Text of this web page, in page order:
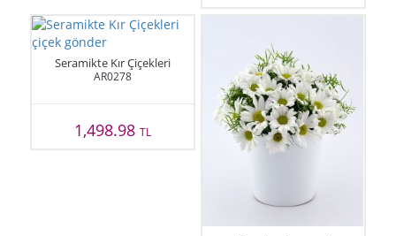
Seramikte Kır Çiçekleri
AR0278
1,498.98TL